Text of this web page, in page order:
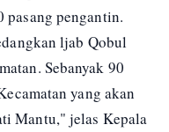
pasang pengantin.
ljab Qobul
Sebanyak 90
yang akan
Mantu," jelas Kepala